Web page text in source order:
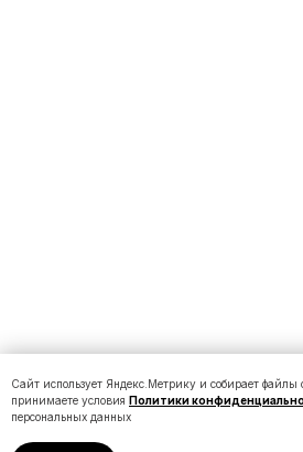
Сайт использует Яндекс.Метрику и собирает
принимаете условия Политики
персональных данных